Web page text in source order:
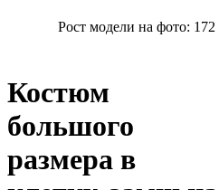
Рост модели на фото: 172
Костюм
большого
размера в